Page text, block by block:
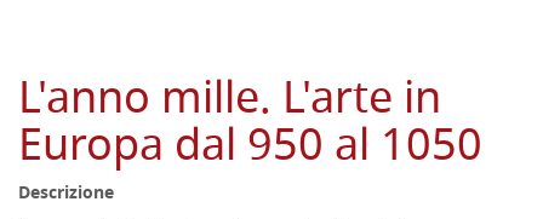
L'anno mille. L'arte in
Europa dal 950 al 1050
Descrizione